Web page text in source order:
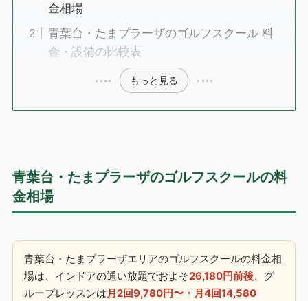
金相場
青葉台・たまプラーザのゴルフスクール 料
金・設備の比較表
もっと見る
青葉台・たまプラーザのゴルフスクールの料
金相場
青葉台・たまプラーザエリアのゴルフスクールの料金相
場は、インドアの通い放題でおよそ26,180円前後、グ
ループレッスンは月2回9,780円〜・月4回14,580